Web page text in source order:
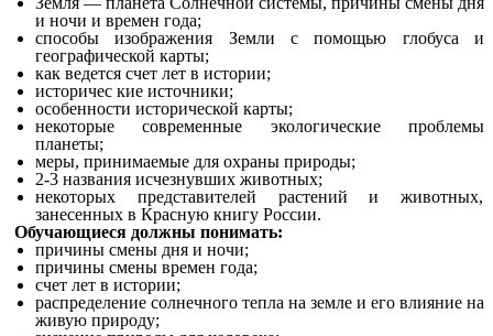
и ночи и времен года;
способы изображения Земли с помощью глобуса и
географической карты;
как ведется счет лет в истории;
историчес кие источники;
особенности исторической карты;
некоторые современные экологические проблемы
планеты;
меры, принимаемые для охраны природы;
2-3 названия исчезнувших животных;
некоторых представителей растений и животных,
занесенных в Красную книгу России.
Обучающиеся должны понимать:
причины смены дня и ночи;
причины смены времен года;
счет лет в истории;
распределение солнечного тепла на земле и его влияние на
живую природу;